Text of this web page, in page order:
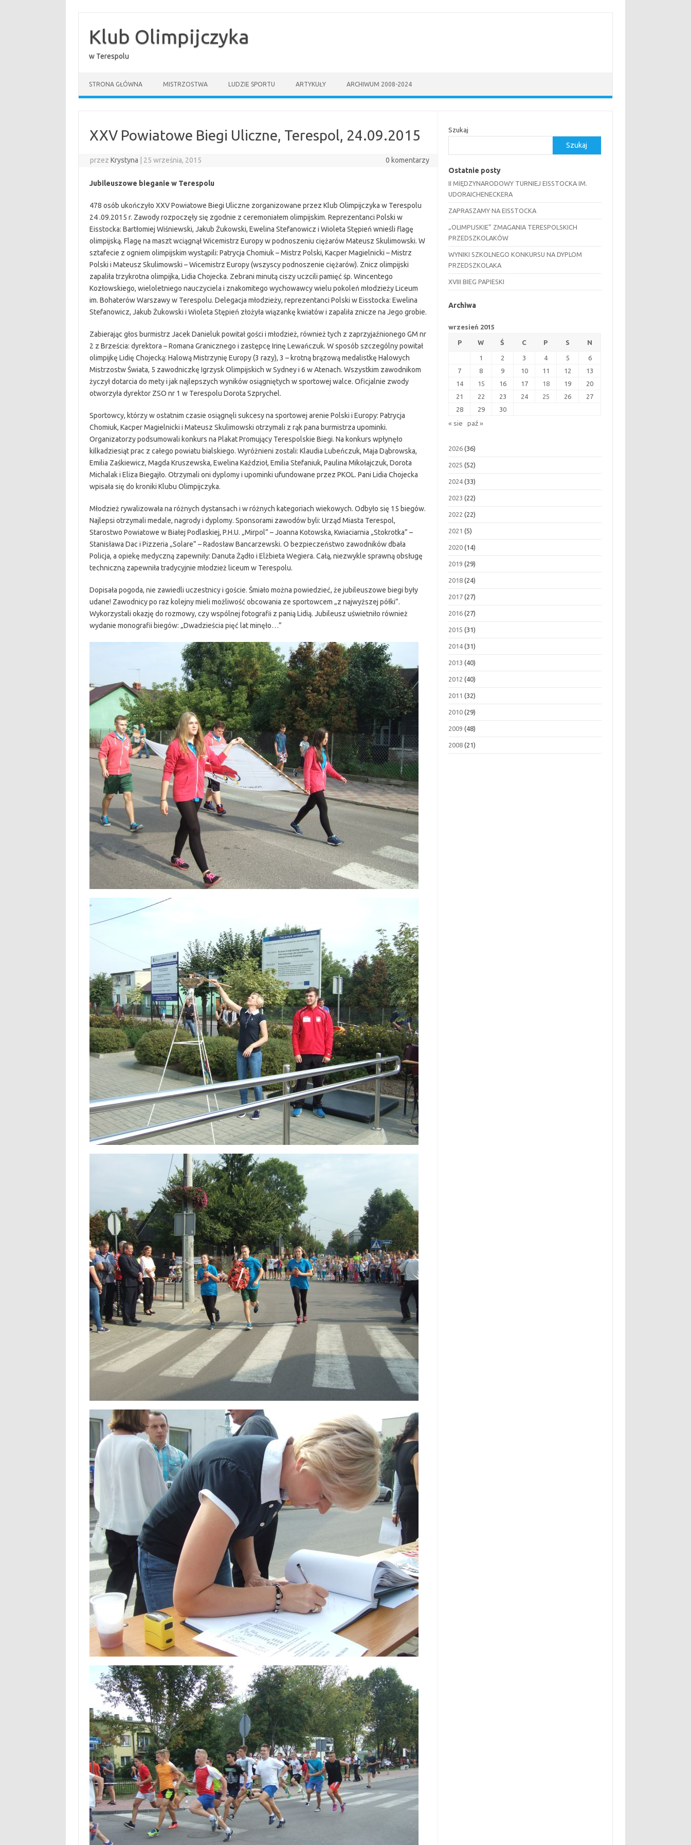
treściKlub Olimpijczyka
w Terespolu
STRONA GŁÓWNA MISTRZOSTWA LUDZIE SPORTU ARTYKUŁY ARCHIWUM 2008-2024
XXV Powiatowe Biegi Uliczne, Terespol, 24.09.2015
przezKrystyna 25 września, 2015 0 komentarzy
Jubileuszowe bieganie w Terespolu
478 osób ukończyło XXV Powiatowe Biegi Uliczne zorganizowane przez Klub Olimpijczyka w Terespolu
24 .09.2015 r. Zawody rozpoczęły się zgodnie z ceremoniałem olimpijskim. Reprezentanci Polski w
Eisstocka: Bartłomiej Wiśniewski, Jakub Żukowski, Ewelina Stefanowicz i Wioleta Stępień wnieśli flagę
olimpijską. Flagę na maszt wciągnął Wicemistrz Europy w podnoszeniu ciężarów Mateusz Skulimowski. W
sztafecie z ogniem olimpijskim wystąpili: Patrycja Chomiuk – Mistrz Polski, Kacper Magielnicki – Mistrz
Polski i Mateusz Skulimowski – Wicemistrz Europy (wszyscy podnoszenie ciężarów). Znicz olimpijski
zapaliła trzykrotna olimpijka, Lidia Chojecka. Zebrani minutą ciszy uczcili pamięć śp. Wincentego
Kozłowskiego, wieloletniego nauczyciela i znakomitego wychowawcy wielu pokoleń młodzieży Liceum
im. Bohaterów Warszawy w Terespolu. Delegacja młodzieży, reprezentanci Polski w Eisstocka: Ewelina
Stefanowicz, Jakub Żukowski i Wioleta Stępień złożyła wiązankę kwiatów i zapaliła znicze na Jego grobie.
Zabierając głos burmistrz Jacek Danieluk powitał gości i młodzież, również tych z zaprzyjaźnionego GM nr
2 z Brześcia: dyrektora – Romana Granicznego i zastępcę Irinę Lewańczuk. W sposób szczególny powitał
olimpijkę Lidię Chojecką: Halową Mistrzynię Europy (3 razy), 3 – krotną brązową medalistkę Halowych
Mistrzostw Świata, 5 zawodniczkę Igrzysk Olimpijskich w Sydney i 6 w Atenach. Wszystkim zawodnikom
życzył dotarcia do mety i jak najlepszych wyników osiągniętych w sportowej walce. Oficjalnie zwody
otworzyła dyrektor ZSO nr 1 w Terespolu Dorota Szprychel.
Sportowcy, którzy w ostatnim czasie osiągnęli sukcesy na sportowej arenie Polski i Europy: Patrycja
Chomiuk, Kacper Magielnicki i Mateusz Skulimowski otrzymali z rąk pana burmistrza upominki.
Organizatorzy podsumowali konkurs na Plakat Promujący Terespolskie Biegi. Na konkurs wpłynęło
kilkadziesiąt prac z całego powiatu bialskiego. Wyróżnieni zostali: Klaudia Lubeńczuk, Maja Dąbrowska,
Emilia Zaśkiewicz, Magda Kruszewska, Ewelina Kaździoł, Emilia Stefaniuk, Paulina Mikołajczuk, Dorota
Michalak i Eliza Biegajło. Otrzymali oni dyplomy i upominki ufundowane przez PKOL. Pani Lidia Chojecka
wpisała się do kroniki Klubu Olimpijczyka.
Młodzież rywalizowała na różnych dystansach i w różnych kategoriach wiekowych. Odbyło się 15 biegów.
Najlepsi otrzymali medale, nagrody i dyplomy. Sponsorami zawodów byli: Urząd Miasta Terespol,
Starostwo Powiatowe w Białej Podlaskiej, P.H.U. „Mirpol” – Joanna Kotowska, Kwiaciarnia „Stokrotka” –
Stanisława Dac i Pizzeria „Solare” – Radosław Bancarzewski. O bezpieczeństwo zawodników dbała
Policja, a opiekę medyczną zapewniły: Danuta Żądło i Elżbieta Wegiera. Całą, niezwykle sprawną obsługę
techniczną zapewniła tradycyjnie młodzież liceum w Terespolu.
Dopisała pogoda, nie zawiedli uczestnicy i goście. Śmiało można powiedzieć, że jubileuszowe biegi były
udane! Zawodnicy po raz kolejny mieli możliwość obcowania ze sportowcem „z najwyższej półki”.
Wykorzystali okazję do rozmowy, czy wspólnej fotografii z panią Lidią. Jubileusz uświetniło również
wydanie monografii biegów: „Dwadzieścia pięć lat minęło…”
Szukaj
Szukaj
Ostatnie posty
II MIĘDZYNARODOWY TURNIEJ EISSTOCKA IM.
UDORAICHENECKERA
ZAPRASZAMY NA EISSTOCKA
„OLIMPIJSKIE” ZMAGANIA TERESPOLSKICH
PRZEDSZKOLAKÓW
WYNIKI SZKOLNEGO KONKURSU NA DYPLOM
PRZEDSZKOLAKA
XVIII BIEG PAPIESKI
Archiwa
wrzesień 2015
P W Ś C P S N
1 2 3 4 5
6
7
8 9 10 11 12
13
14
15 16 17 18 19
20
21
22 23 24 25 26
27
28
29 30
« sie paź »
2026 (36)
2025 (52)
2024 (33)
2023 (22)
2022 (22)
2021 (5)
2020 (14)
2019 (29)
2018 (24)
2017 (27)
2016 (27)
2015 (31)
2014 (31)
2013 (40)
2012 (40)
2011 (32)
2010 (29)
2009 (48)
2008 (21)